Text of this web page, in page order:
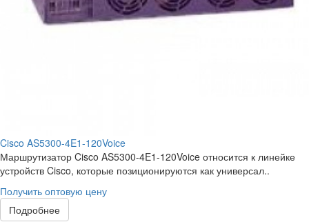
Cisco AS5300-4E1-120Voice
Маршрутизатор Cisco AS5300-4E1-120Voice относится к линейке
устройств Cisco, которые позиционируются как универсал..
Получить оптовую цену
Подробнее